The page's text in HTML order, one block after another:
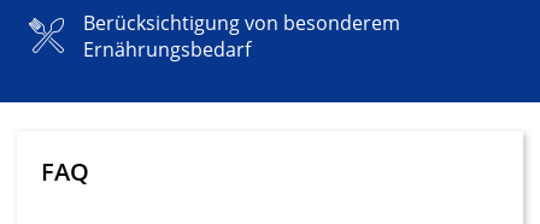
Berücksichtigung von besonderem
Ernährungsbedarf
FAQ
Partnerliste anzeigen (1 IAB-Anbieter)
Wir nutzen Ihre Daten für folgende Zwecke: